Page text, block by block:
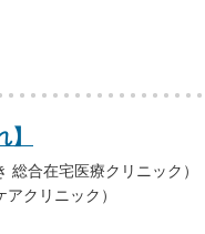
総合在宅医療クリニック）
クリニック）